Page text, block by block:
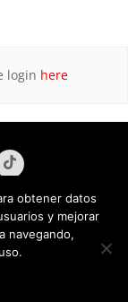
login here
2025
obtener datos
y mejorar
navegando,